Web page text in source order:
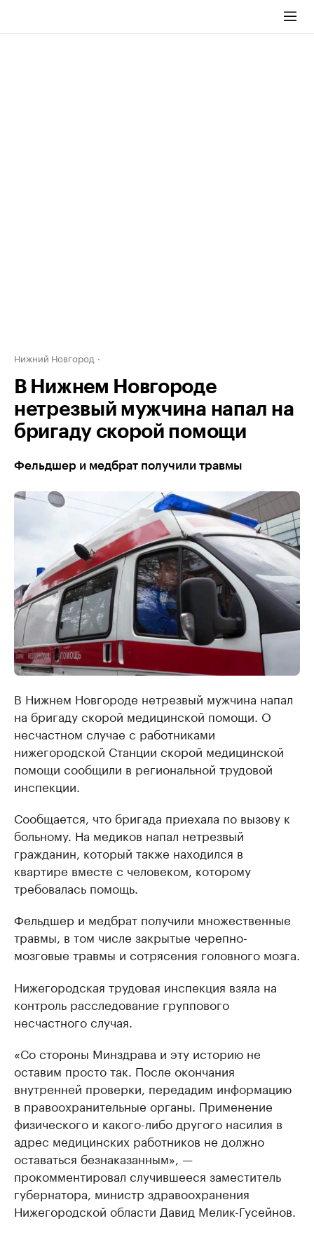
Нижний Новгород
В Нижнем Новгороде
нетрезвый мужчина напал на
бригаду скорой помощи
Фельдшер и медбрат получили травмы
В Нижнем Новгороде нетрезвый мужчина напал
на бригаду скорой медицинской помощи. О
несчастном случае с работниками
нижегородской Станции скорой медицинской
помощи сообщили в региональной трудовой
инспекции.
Сообщается, что бригада приехала по вызову к
больному. На медиков напал нетрезвый
гражданин, который также находился в
квартире вместе с человеком, которому
требовалась помощь.
Фельдшер и медбрат получили множественные
травмы, в том числе закрытые черепно-
мозговые травмы и сотрясения головного мозга.
Нижегородская трудовая инспекция взяла на
контроль расследование группового
несчастного случая.
«Со стороны Минздрава и эту историю не
оставим просто так. После окончания
внутренней проверки, передадим информацию
в правоохранительные органы. Применение
физического и какого-либо другого насилия в
адрес медицинских работников не должно
оставаться безнаказанным», —
прокомментировал случившееся заместитель
губернатора, министр здравоохранения
Нижегородской области Давид Мелик-Гусейнов.